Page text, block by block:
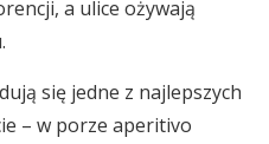
a ulice ożywają
się jedne z najlepszych
– w porze aperitivo